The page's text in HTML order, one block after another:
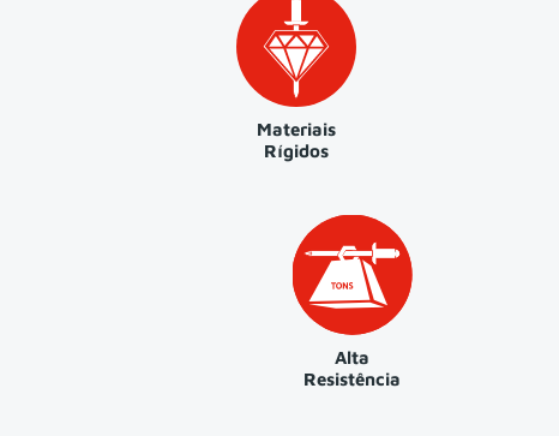
Materiais
Rígidos
Alta
Resistência